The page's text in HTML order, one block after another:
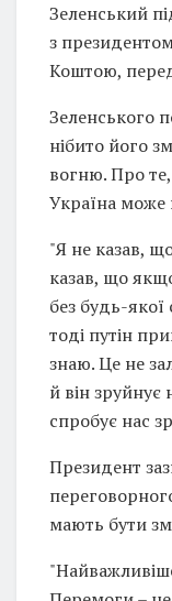
Зеленський
з
Коштою,
Зеленського
нібито його
вогню. Про
Україна
"Я не казав,
казав, що
без будь-якої
тоді путін
знаю. Це не
й він зруйнує
спробує нас
Президент
мають бути